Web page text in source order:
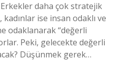
daha çok stratejik
ise insan odaklı ve
odaklanarak “değerli
Peki, gelecekte değerli
Düşünmek gerek…